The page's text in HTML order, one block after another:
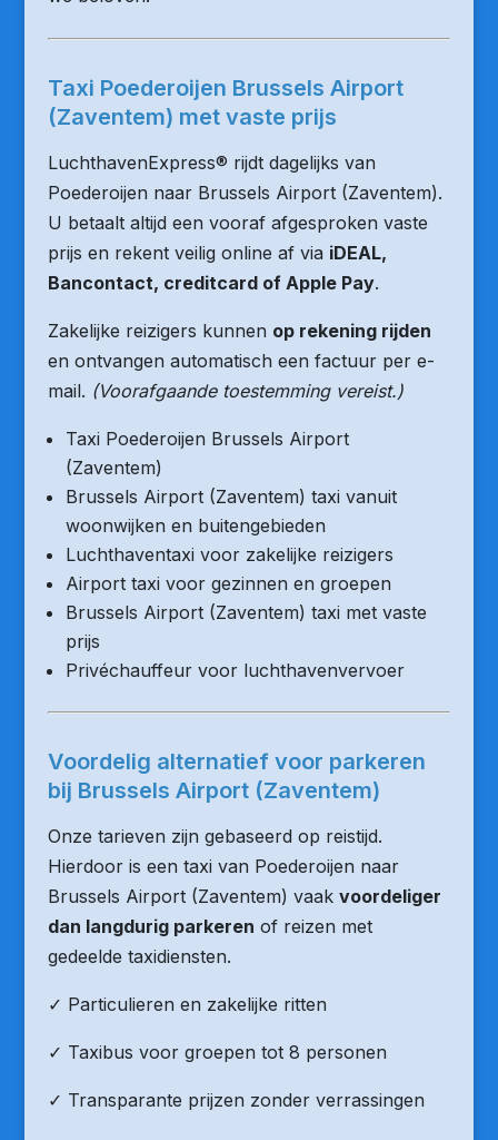
Taxi Poederoijen Brussels Airport
(Zaventem) met vaste prijs
LuchthavenExpress® rijdt dagelijks van
Poederoijen naar Brussels Airport (Zaventem).
U betaalt altijd een vooraf afgesproken vaste
prijs en rekent veilig online af via iDEAL,
Bancontact, creditcard of Apple Pay.
Zakelijke reizigers kunnen op rekening rijden
en ontvangen automatisch een factuur per e-
mail. (Voorafgaande toestemming vereist.)
Taxi Poederoijen Brussels Airport
(Zaventem)
Brussels Airport (Zaventem) taxi vanuit
woonwijken en buitengebieden
Luchthaventaxi voor zakelijke reizigers
Airport taxi voor gezinnen en groepen
Brussels Airport (Zaventem) taxi met vaste
prijs
Privéchauffeur voor luchthavenvervoer
Voordelig alternatief voor parkeren
bij Brussels Airport (Zaventem)
Onze tarieven zijn gebaseerd op reistijd.
Hierdoor is een taxi van Poederoijen naar
Brussels Airport (Zaventem) vaak voordeliger
dan langdurig parkeren of reizen met
gedeelde taxidiensten.
✓ Particulieren en zakelijke ritten
✓ Taxibus voor groepen tot 8 personen
✓ Transparante prijzen zonder verrassingen